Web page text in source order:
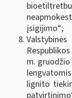
įsigijimo“;
m. gruodžio
lignito